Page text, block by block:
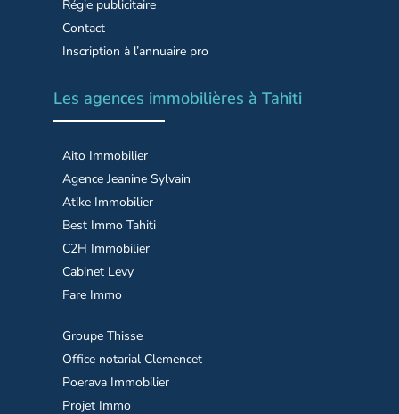
Régie publicitaire
Contact
Inscription à l’annuaire pro
Les agences immobilières à Tahiti
Aito Immobilier
Agence Jeanine Sylvain
Atike Immobilier
Best Immo Tahiti
C2H Immobilier
Cabinet Levy
Fare Immo
Groupe Thisse
Office notarial Clemencet
Poerava Immobilier
Projet Immo